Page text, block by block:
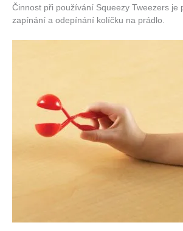
Činnost při používání Squeezy Tweezers je
zapínání a odepínání kolíčku na prádlo.